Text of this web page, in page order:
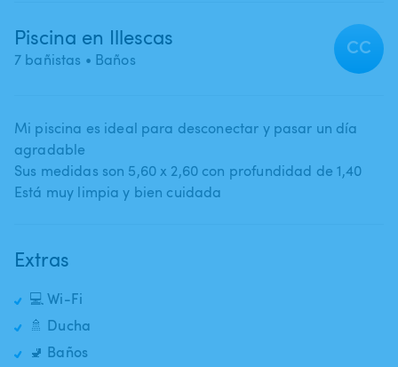
Piscina en Illescas
7 bañistas • Baños
CC
Mi piscina es ideal para desconectar y pasar un día
agradable
Sus medidas son 5​,​60 x 2​,​60 con profundidad de 1​,​40
Está muy limpia y bien cuidada
Extras
💻 Wi-Fi
🚿 Ducha
🚽 Baños